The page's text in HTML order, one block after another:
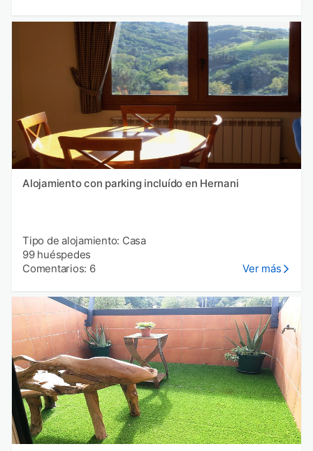
Alojamiento con parking incluído en Hernani
Tipo de alojamiento: Casa
99 huéspedes
Comentarios: 6
Ver más